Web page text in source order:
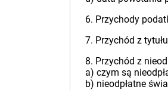
6. Przychody
7. Przychód z
8. Przychód z
a) czym są
b) nieodpłatne